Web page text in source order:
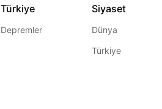
Türkiye
Depremler
Siyaset
Dünya
Türkiye